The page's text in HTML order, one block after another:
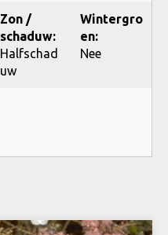
Zon /
schaduw:
Halfschad
uw
Wintergro
en:
Nee